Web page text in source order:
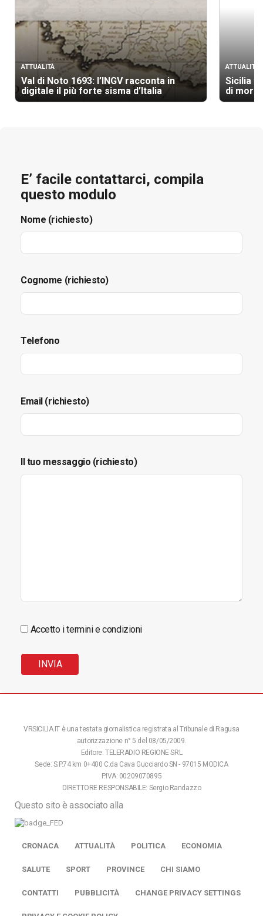
ATTUALITÀ
Val di Noto 1693: l’INGV racconta in
digitale il più forte sisma d’Italia
ATTUALITÀ
Sicilia
di morti
E’ facile contattarci, compila
questo modulo
Nome (richiesto)
Cognome (richiesto)
Telefono
Email (richiesto)
Il tuo messaggio (richiesto)
Accetto i termini e condizioni
VRSICILIA.IT è una testata giornalistica registrata al Tribunale di Ragusa
autorizzazione n° 5 del 08/05/2009.
Editore: TELERADIO REGIONE SRL
Sede: S.P.74 km 0+400 C.da Cava Gucciardo SN - 97015 MODICA
P.IVA: 00209070895
DIRETTORE RESPONSABILE: Sergio Randazzo
Questo sito è associato alla
CRONACA ATTUALITÀ POLITICA ECONOMIA
SALUTE SPORT PROVINCE CHI SIAMO
CONTATTI PUBBLICITÀ CHANGE PRIVACY SETTINGS